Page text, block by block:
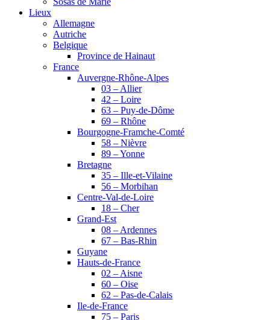
Lieux
Allemagne
Autriche
Belgique
Province de Hainaut
France
Auvergne-Rhône-Alpes
03 – Allier
42 – Loire
63 – Puy-de-Dôme
69 – Rhône
Bourgogne-Framche-Comté
58 – Nièvre
89 – Yonne
Bretagne
35 – Ille-et-Vilaine
56 – Morbihan
Centre-Val-de-Loire
18 – Cher
Grand-Est
08 – Ardennes
67 – Bas-Rhin
Guyane
Hauts-de-France
02 – Aisne
60 – Oise
62 – Pas-de-Calais
Ile-de-France
75 – Paris